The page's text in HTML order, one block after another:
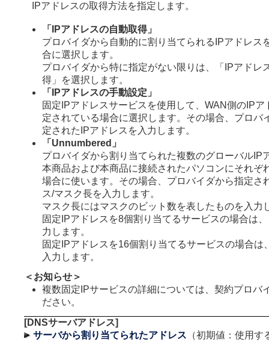
IPアドレスの取得方法を指定します。
「IPアドレスの自動取得」
プロバイダから自動的に割り当てられるIPアドレス
合に選択します。
プロバイダから特に指定がない限りは、「IPアドレ
得」を選択します。
「IPアドレスの手動設定」
固定IPアドレスサービスを使用して、WAN側のIPア
定されている場合に選択します。その場合、プロバ
定されたIPアドレスを入力します。
「Unnumbered」
プロバイダから割り当てられた複数のグローバルIP
本商品および本商品に接続されたパソコンにそれぞ
場合に使います。その場合、プロバイダから指定さ
ス/マスク長を入力します。
マスク長にはマスクのビット数を表したものを入力
固定IPアドレスを8個割り当てるサービスの場合は
力します。
固定IPアドレスを16個割り当てるサービスの場合は
入力します。
＜お知らせ＞
複数固定IPサービスの詳細については、契約プロバ
ださい。
[DNSサーバアドレス]
サーバから割り当てられたアドレス （初期値：使用す